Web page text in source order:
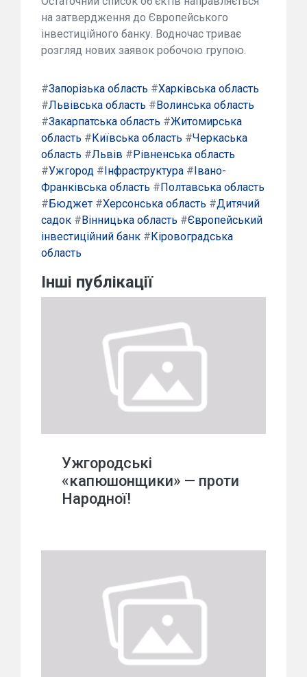
на затвердження до Європейського
інвестиційного банку. Водночас триває
розгляд нових заявок робочою групою.
#Запорізька область #Харківська область
#Львівська область # Волинська область
#Закарпатська область #Житомирська
область # Київська область #Черкаська
область #Львів # Рівненська область
#Ужгород # Інфраструктура # Івано-
Франківська область # Полтавська область
# Бюджет #Херсонська область #Дитячий
садок # Вінницька область #Європейський
інвестиційний банк # Кіровоградська
область
Інші публікації
Ужгородські
«капюшонщики» — проти
Народної!